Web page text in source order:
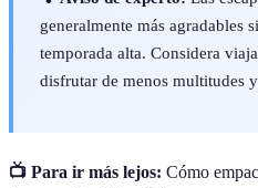
generalmente más agradables
temporada alta. Considera
disfrutar de menos multitudes
📺 Para ir más lejos: Cómo